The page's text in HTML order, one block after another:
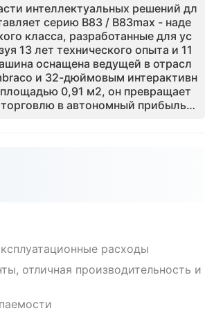
интеллектуальных решений дл
серию B83 / B83max - наде
класса, разработанные для ус
13 лет технического опыта и 11
оснащена ведущей в отрасл
и 32-дюймовым интерактивн
0,91 м2, он превращает
в автономный прибыльн
15 секунд.Эта система разработ
самоочистки и удаленным
бесперебойный, бескорыст
расходы
отличная производительность и